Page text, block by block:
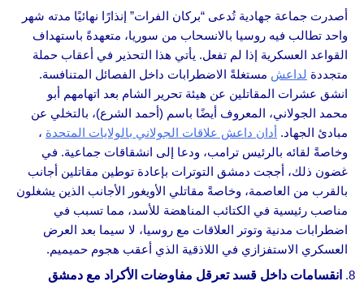
أصدرت جماعة جهادية تُدعى “بركان الفرات” إنذارًا نهائيًا مدته شهر
واحد تطالب فيه روسيا بالانسحاب من سوريا، متعهدةً باستهداف
القواعد العسكرية إذا لم تفعل. يأتي هذا التحذير في أعقاب حملة
متجددة لداعش مستغلةً الاضطرابات داخل الفصائل المتنافسة.
انشق عشرات المقاتلين عن هيئة تحرير الشام بعد اتهامهم أبو
محمد الجولاني، المعروف أيضًا باسم (أحمد الشرع)، بالتخلي عن
مبادئ الجهاد. أدان داعش علاقات الجولاني بالولايات المتحدة ،
وخاصةً لقائه بالرئيس ترامب، ودعا إلى انشقاقات جماعية. في
غضون ذلك، أججت دمشق التوترات بإعادة توطين مقاتلين أجانب
بالقرب من العاصمة، وخاصةً مقاتلي الأويغور الأجانب الذين يشغلون
مناصب رئيسية في الكتائب المناهضة للأسد، مما تسبب في
اضطرابات مدنية وتوتر العلاقات مع روسيا، لا سيما بعد العرض
العسكري الاستفزازي في اللاذقية الذي أعقب هجوم حميميم.
انقسامات داخل قسد تعرقل مفاوضات الأكراد مع دمشق